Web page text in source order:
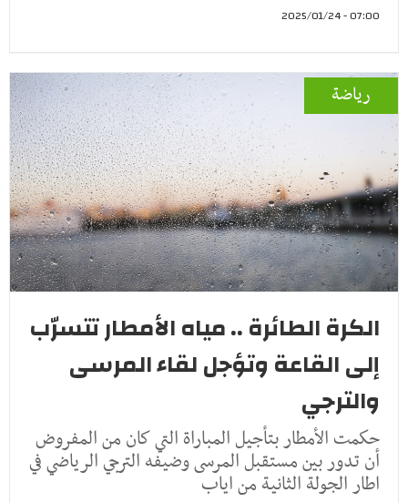
07:00 - 2025/01/24
رياضة
الكرة الطائرة .. مياه الأمطار تتسرّب
إلى القاعة وتؤجل لقاء المرسى
والترجي
حكمت الأمطار بتأجيل المباراة التي كان من المفروض
أن تدور بين مستقبل المرسى وضيفه الترجي الرياضي في
اطار الجولة الثانية من اياب